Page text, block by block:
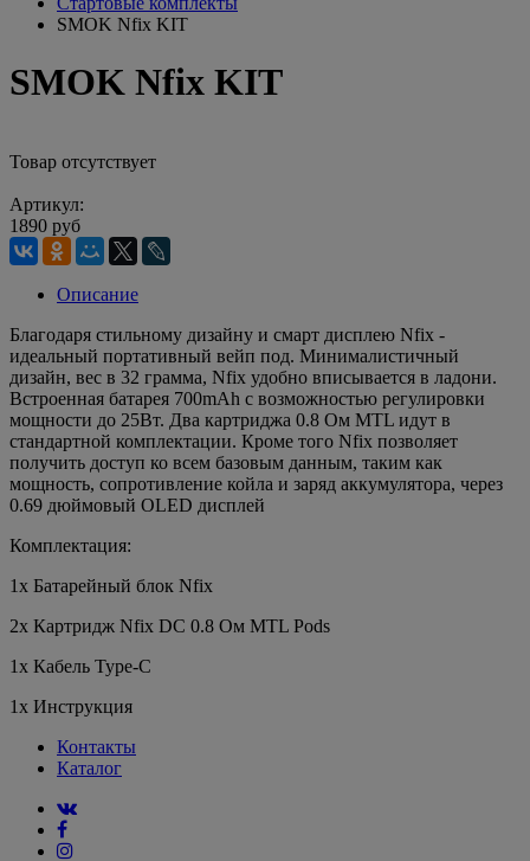
SMOK Nfix KIT
SMOK Nfix KIT
Товар отсутствует
Артикул:
1890 руб
Описание
Благодаря стильному дизайну и смарт дисплею Nfix -
идеальный портативный вейп под. Минималистичный
дизайн, вес в 32 грамма, Nfix удобно вписывается в ладони.
Встроенная батарея 700mAh с возможностью регулировки
мощности до 25Вт. Два картриджа 0.8 Ом MTL идут в
стандартной комплектации. Кроме того Nfix позволяет
получить доступ ко всем базовым данным, таким как
мощность, сопротивление койла и заряд аккумулятора, через
0.69 дюймовый OLED дисплей
Комплектация:
1х Батарейный блок Nfix
2х Картридж Nfix DC 0.8 Ом MTL Pods
1x Кабель Type-C
1х Инструкция
Контакты
Каталог